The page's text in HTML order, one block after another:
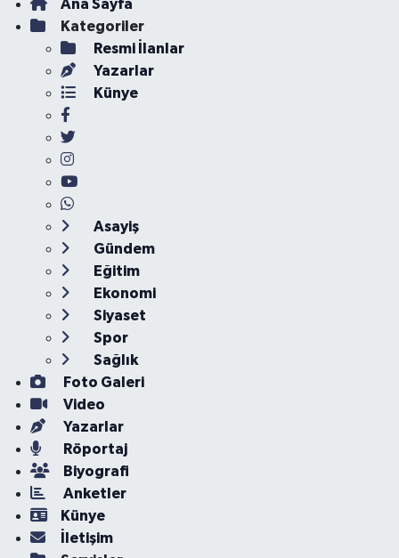
Ana Sayfa
Kategoriler
Resmi İlanlar
Yazarlar
Künye
Asayiş
Gündem
Eğitim
Ekonomi
Siyaset
Spor
Sağlık
Foto Galeri
Video
Yazarlar
Röportaj
Biyografi
Anketler
Künye
İletişim